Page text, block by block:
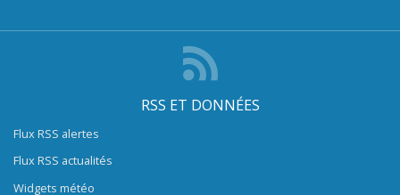
RSS ET DONNÉES
Flux RSS alertes
Flux RSS actualités
Widgets météo